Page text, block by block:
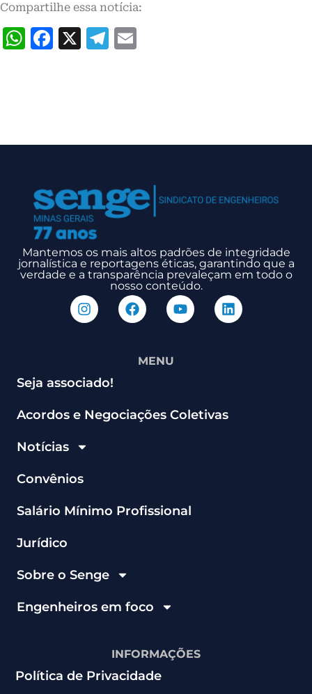
Compartilhe essa notícia:
WhatsApp
Facebook
X Telegram
Mantemos os mais altos padrões de integridade
jornalística e reportagens éticas, garantindo que a
verdade e a transparência prevaleçam em todo o
nosso conteúdo.
MENU
Seja associado!
Acordos e Negociações Coletivas
Notícias
Convênios
Salário Mínimo Profissional
Jurídico
Sobre o Senge
Engenheiros em foco
INFORMAÇÕES
Política de Privacidade